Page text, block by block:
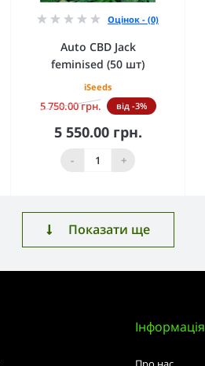
Оцінок - (0)
Auto CBD Jack
feminised (50 шт)
iSeeds
5 750.00 грн. від -3%
5 550.00 грн.
- +
До кошика
Показати ще
Інформація